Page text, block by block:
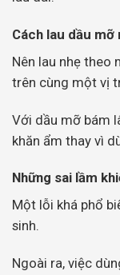
Cách lau dầu
Nên lau nhẹ theo
trên cùng một vị
Với dầu mỡ bám
khăn ẩm thay vì
Những sai lầm
Một lỗi khá phổ
sinh.
Ngoài ra, việc